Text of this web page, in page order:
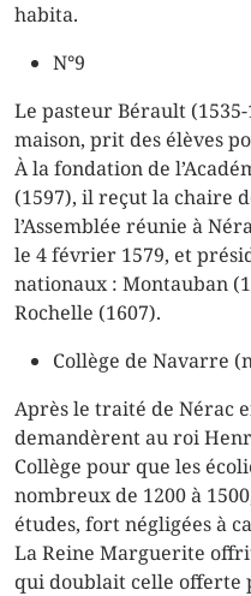
habita.
N°9
Le pasteur Bérault
maison, prit des élèves
À la fondation de
(1597), il reçut la chaire
l’Assemblée réunie à
le 4 février 1579, et
nationaux : Montauban
Rochelle (1607).
Collège de Navarre
Après le traité de Nérac
demandèrent au roi
Collège pour que les
nombreux de 1200 à
études, fort négligées à
La Reine Marguerite
qui doublait celle offerte